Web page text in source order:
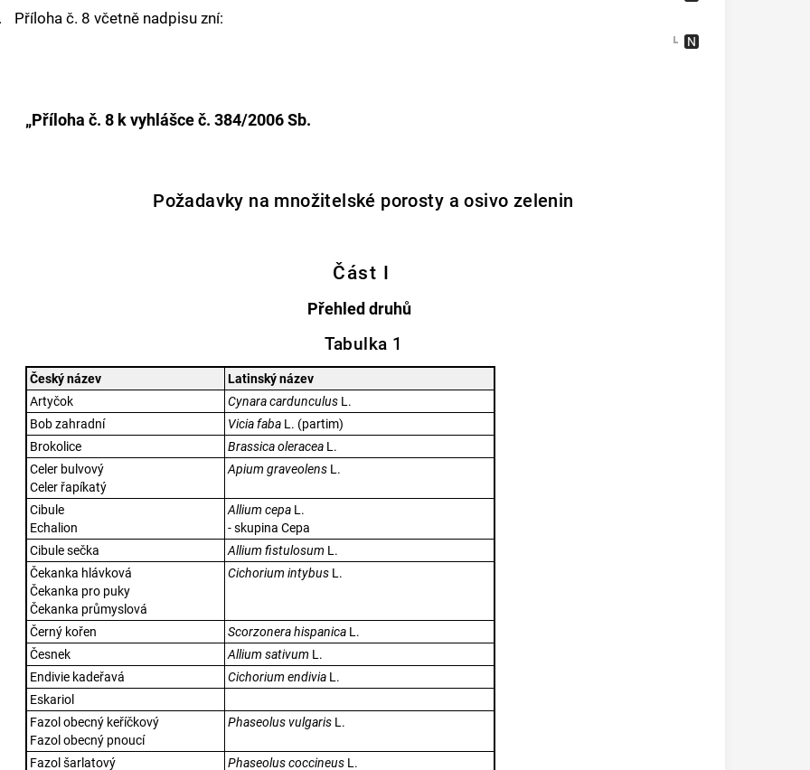
Příloha č. 8 včetně nadpisu zní:
„Příloha č. 8 k vyhlášce č. 384/2006 Sb.
Požadavky na množitelské porosty a osivo zelenin
Část I
Přehled druhů
Tabulka 1
Český název
Latinský název
Artyčok
Cynara cardunculus L.
Bob zahradní
Vicia faba L. (partim)
Brokolice
Brassica oleracea L.
Celer bulvový
Celer řapíkatý
Apium graveolens L.
Cibule
Echalion
Allium cepa L.
- skupina Cepa
Cibule sečka
Allium fistulosum L.
Čekanka hlávková
Čekanka pro puky
Čekanka průmyslová
Cichorium intybus L.
Černý kořen Scorzonera hispanica L.
Česnek
Allium sativum L.
Endivie kadeřavá
Cichorium endivia L.
Eskariol
Fazol obecný keříčkový
Fazol obecný pnoucí
Phaseolus vulgaris L.
Fazol šarlatový Phaseolus coccineus L.